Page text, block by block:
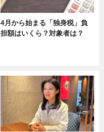
4月から始まる「独身税」負
担額はいくら？対象者は？